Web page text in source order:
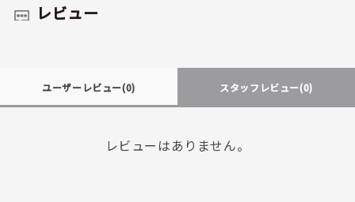
レビュー
ユーザーレビュー(0) スタッフレビュー(0)
レビューはありません。